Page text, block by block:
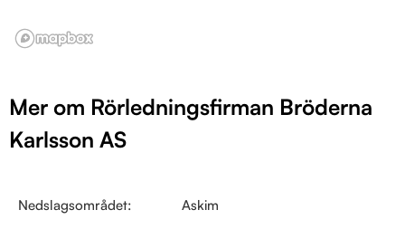
Mer om Rörledningsfirman Bröderna
Karlsson AS
Nedslagsområdet: Askim